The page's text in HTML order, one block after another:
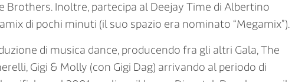
Inoltre, partecipa al Deejay Time di Albertino
di pochi minuti (il suo spazio era nominato “Megamix”).
di musica dance, producendo fra gli altri Gala, The
Gigi & Molly (con Gigi Dag) arrivando al periodo di